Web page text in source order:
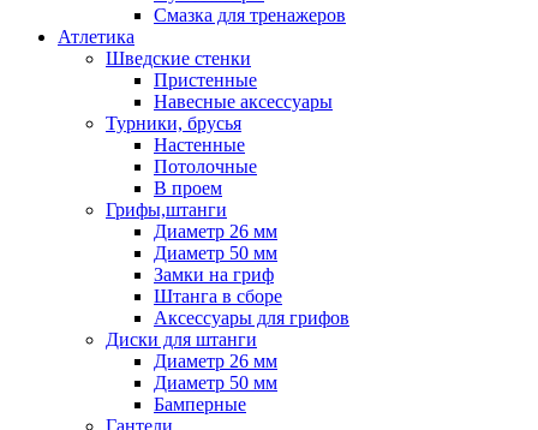
Смазка для тренажеров
Атлетика
Шведские стенки
Пристенные
Навесные аксессуары
Турники, брусья
Настенные
Потолочные
В проем
Грифы,штанги
Диаметр 26 мм
Диаметр 50 мм
Замки на гриф
Штанга в сборе
Аксессуары для грифов
Диски для штанги
Диаметр 26 мм
Диаметр 50 мм
Бамперные
Гантели